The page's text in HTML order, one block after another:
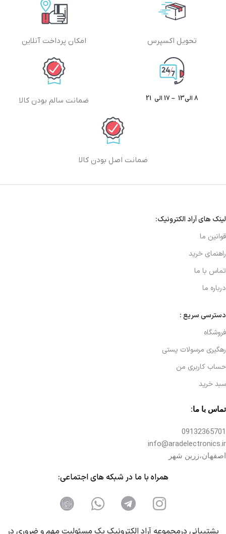
تحویل اکسپرس امکان پرداخت آنلاین
8 الی13 – 17 الی 21 ضمانت سالم بودن کالا
ضمانت اصل بودن کالا
لینک های آراد الکترونیک:
قوانین ما
راهنمای خرید
تماس با ما
درباره ما
دسترسی سریع :
فروشگاه
رهگیری مرسولات پستی
حساب کاربری من
سبد خرید
تماس با ما:
09132365701
info@aradelectronics.ir
اصفهان،زرین شهر
همراه با ما در شبکه های اجتماعی:
پشتیبانی درمجموعه آراد الکترونیک یک مسئولیت مهم و ضروری در